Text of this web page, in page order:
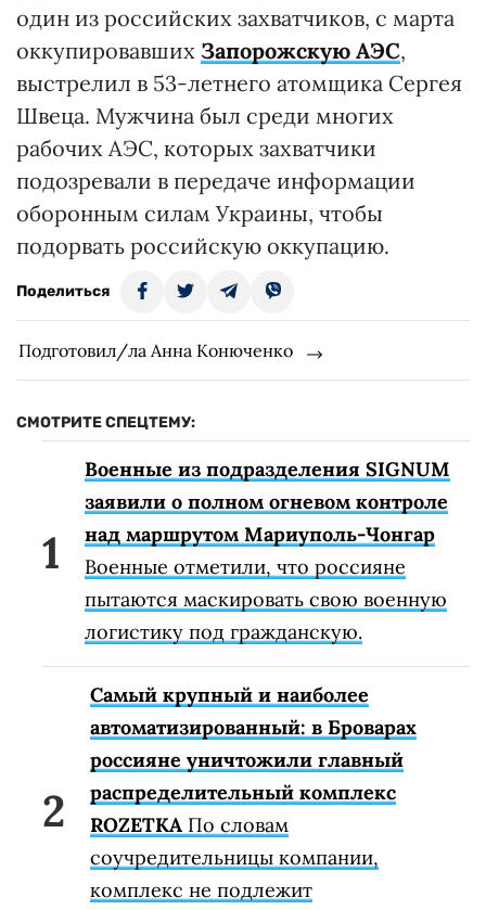
один из российских захватчиков, с марта
оккупировавших Запорожскую АЭС,
выстрелил в 53-летнего атомщика Сергея
Швеца. Мужчина был среди многих
рабочих АЭС, которых захватчики
подозревали в передаче информации
оборонным силам Украины, чтобы
подорвать российскую оккупацию.
Поделиться
Подготовил/ла Анна Конюченко
СМОТРИТЕ СПЕЦТЕМУ:
Военные из подразделения SIGNUM
заявили о полном огневом контроле
над маршрутом Мариуполь-Чонгар
Военные отметили, что россияне
пытаются маскировать свою военную
логистику под гражданскую.
Самый крупный и наиболее
автоматизированный: в Броварах
россияне уничтожили главный
распределительный комплекс
ROZETKA По словам
соучредительницы компании,
комплекс не подлежит